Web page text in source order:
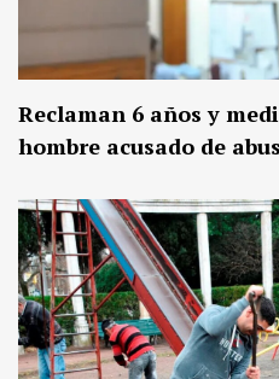
Reclaman 6 años y
hombre acusado de